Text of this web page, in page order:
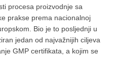
procesa proizvodnje sa
prakse prema nacionalnoj
Bio je to posljednji u
jedan od najvažnijih ciljeva
GMP certifikata, a kojim se